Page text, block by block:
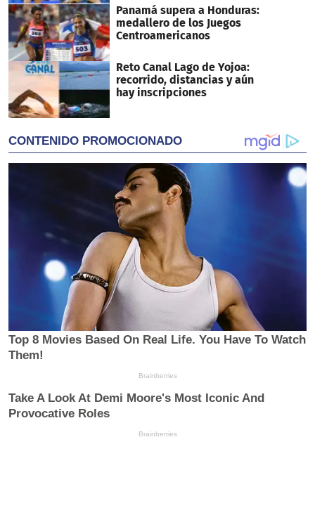
Panamá supera a Honduras:
medallero de los Juegos
Centroamericanos
Reto Canal Lago de Yojoa:
recorrido, distancias y aún
hay inscripciones